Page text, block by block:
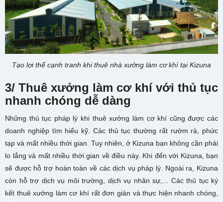
Tạo lợi thế cạnh tranh khi thuê nhà xưởng làm cơ khí tại Kizuna
3/ Thuê xưởng làm cơ khí với thủ tục
nhanh chóng dễ dàng
Những thủ tục pháp lý khi thuê xưởng làm cơ khí cũng được các
doanh nghiệp tìm hiểu kỹ. Các thủ tục thường rất rườm rà, phức
tạp và mất nhiều thời gian. Tuy nhiên, ở Kizuna bạn không cần phải
lo lắng và mất nhiều thời gian về điều này. Khi đến với Kizuna, bạn
sẽ được hỗ trợ hoàn toàn về các dịch vụ pháp lý. Ngoài ra, Kizuna
còn hỗ trợ dịch vụ môi trường, dịch vụ nhân sự,... Các thủ tục ký
kết thuê xưởng làm cơ khí rất đơn giản và thực hiện nhanh chóng,